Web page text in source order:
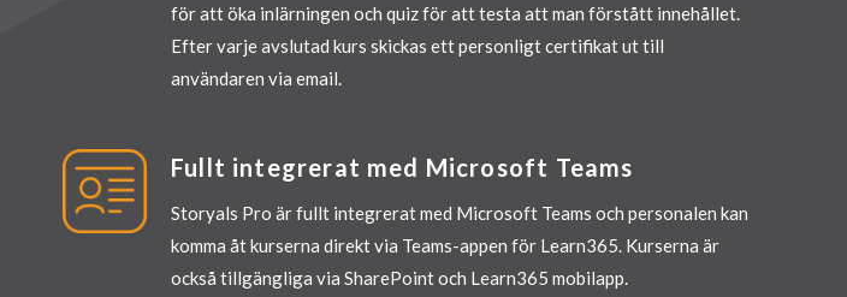
för att öka inlärningen och quiz för att testa att man förstått innehållet.
Efter varje avslutad kurs skickas ett personligt certifikat ut till
användaren via email.
Fullt integrerat med Microsoft Teams
Storyals Pro är fullt integrerat med Microsoft Teams och personalen kan
komma åt kurserna direkt via Teams-appen för Learn365. Kurserna är
också tillgängliga via SharePoint och Learn365 mobilapp.